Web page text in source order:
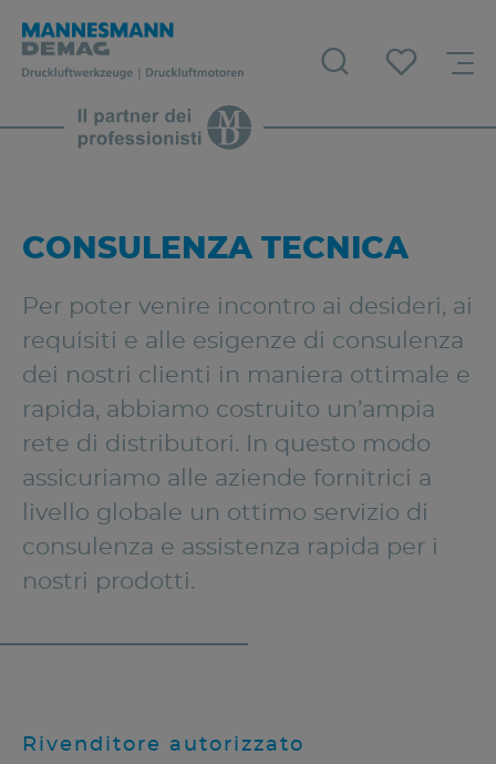
CONSULENZA TECNICA
Per poter venire incontro ai desideri, ai
requisiti e alle esigenze di consulenza
dei nostri clienti in maniera ottimale e
rapida, abbiamo costruito un’ampia
rete di distributori. In questo modo
assicuriamo alle aziende fornitrici a
livello globale un ottimo servizio di
consulenza e assistenza rapida per i
nostri prodotti.
Rivenditore autorizzato